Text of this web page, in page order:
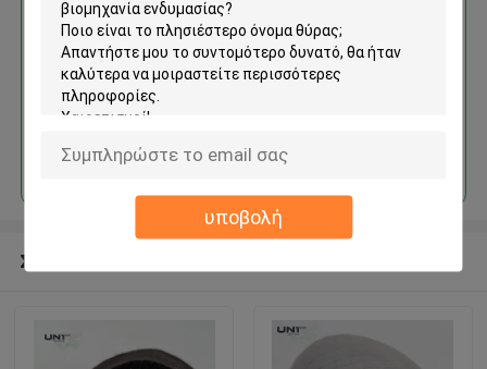
υποβολή
μαύρα μαξιλάρια ώμων
χρώματος ράβοντας για την
υψηλού επιπέδου βιομηχανία
ενδυμασίας
Να συνεχίσει
Συνιστώμενα προϊόντα